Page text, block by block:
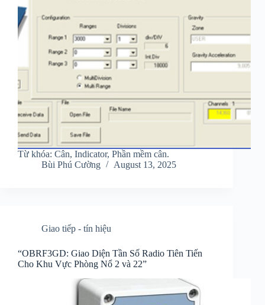
Từ khóa: Cân, Indicator, Phần mềm cân.
Bùi Phú Cường
August 13, 2025
Giao tiếp - tín hiệu
“OBRF3GD: Giao Diện Tần Số Radio Tiên Tiến
Cho Khu Vực Phòng Nổ 2 và 22”